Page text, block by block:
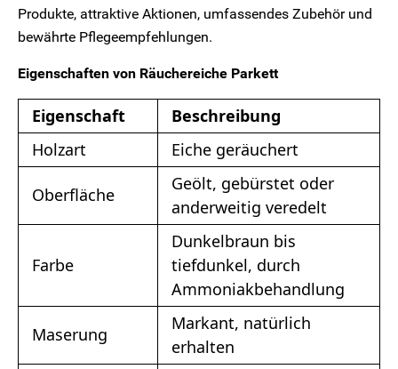
Produkte, attraktive Aktionen, umfassendes Zubehör und
bewährte Pflegeempfehlungen.
Eigenschaften von Räuchereiche Parkett
Eigenschaft
Beschreibung
Holzart
Eiche geräuchert
Oberfläche
Geölt, gebürstet oder
anderweitig veredelt
Farbe
Dunkelbraun bis
tiefdunkel, durch
Ammoniakbehandlung
Maserung
Markant, natürlich
erhalten